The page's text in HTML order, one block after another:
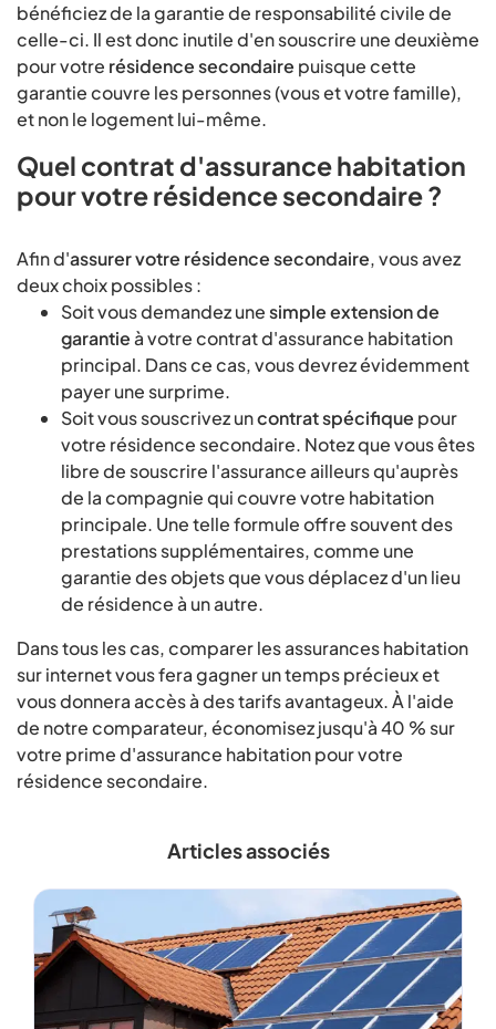
bénéficiez de la garantie de responsabilité civile de
celle-ci. Il est donc inutile d'en souscrire une deuxième
pour votre résidence secondaire puisque cette
garantie couvre les personnes (vous et votre famille),
et non le logement lui-même.
Quel contrat d'assurance habitation
pour votre résidence secondaire ?
Afin d'assurer votre résidence secondaire, vous avez
deux choix possibles :
Soit vous demandez unesimple extension de
garantieà votre contrat d'assurance habitation
principal. Dans ce cas, vous devrez évidemment
payer une surprime.
Soit vous souscrivez uncontrat spécifique pour
votre résidence secondaire. Notez que vous êtes
libre de souscrire l'assurance ailleurs qu'auprès
de la compagnie qui couvre votre habitation
principale. Une telle formule offre souvent des
prestations supplémentaires, comme une
garantie des objets que vous déplacez d'un lieu
de résidence à un autre.
Dans tous les cas, comparer les assurances habitation
sur internet vous fera gagner un temps précieux et
vous donnera accès à des tarifs avantageux. À l'aide
de notre comparateur, économisez jusqu'à 40 % sur
votre prime d'assurance habitation pour votre
résidence secondaire.
Articles associés